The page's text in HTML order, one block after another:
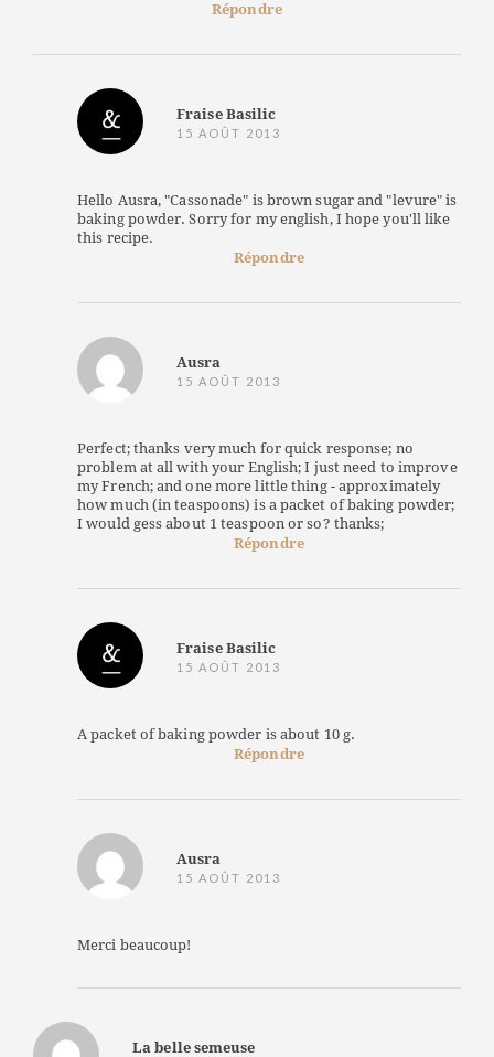
Répondre
Fraise Basilic
15 AOÛT 2013
Hello Ausra, "Cassonade" is brown sugar and "levure" is
baking powder. Sorry for my english, I hope you'll like
this recipe.
Répondre
Ausra
15 AOÛT 2013
Perfect; thanks very much for quick response; no
problem at all with your English; I just need to improve
my French; and one more little thing - approximately
how much (in teaspoons) is a packet of baking powder;
I would gess about 1 teaspoon or so? thanks;
Répondre
Fraise Basilic
15 AOÛT 2013
A packet of baking powder is about 10 g.
Répondre
Ausra
15 AOÛT 2013
Merci beaucoup!
La belle semeuse